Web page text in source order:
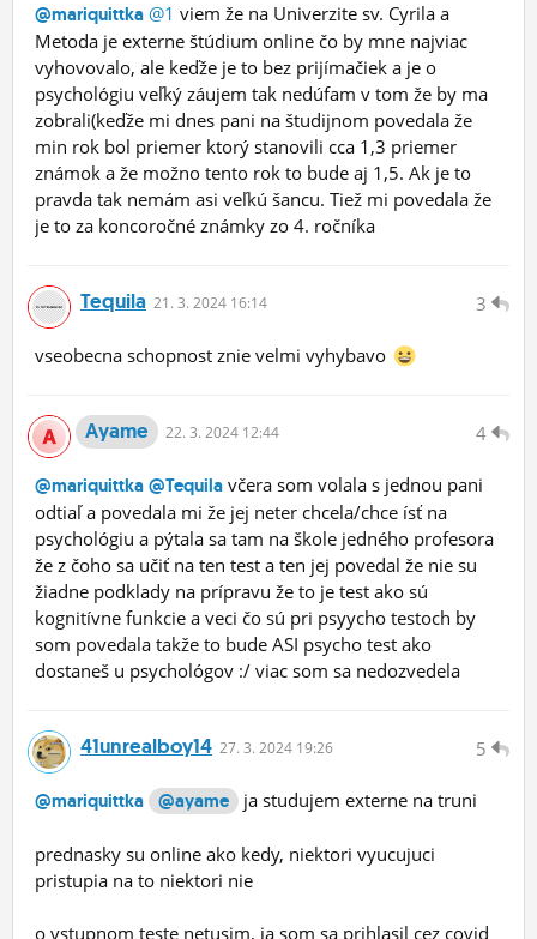
@mariquittka @1 viem že na Univerzite sv. Cyrila a
Metoda je externe štúdium online čo by mne najviac
vyhovovalo, ale keďže je to bez prijímačiek a je o
psychológiu veľký záujem tak nedúfam v tom že by ma
zobrali(keďže mi dnes pani na študijnom povedala že
min rok bol priemer ktorý stanovili cca 1,3 priemer
známok a že možno tento rok to bude aj 1,5. Ak je to
pravda tak nemám asi veľkú šancu. Tiež mi povedala že
je to za koncoročné známky zo 4. ročníka
3
Tequila 21. 3. 2024 16:14
vseobecna schopnost znie velmi vyhybavo
4
Ayame 22. 3. 2024 12:44
@mariquittka @Tequila včera som volala s jednou pani
odtiaľ a povedala mi že jej neter chcela/chce ísť na
psychológiu a pýtala sa tam na škole jedného profesora
že z čoho sa učiť na ten test a ten jej povedal že nie su
žiadne podklady na prípravu že to je test ako sú
kognitívne funkcie a veci čo sú pri psyycho testoch by
som povedala takže to bude ASI psycho test ako
dostaneš u psychológov :/ viac som sa nedozvedela
5
41unrealboy14 27. 3. 2024 19:26
@mariquittka @ayame ja studujem externe na truni
prednasky su online ako kedy, niektori vyucujuci
pristupia na to niektori nie
o vstupnom teste netusim, ja som sa prihlasil cez covid